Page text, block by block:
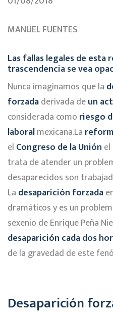
MANUEL FUENTES
Las fallas legales de esta
trascendencia se vea
Nunca imaginamos que la
forzadaderivada deun
considerada como riesgo
laboralmexicana.La
el Congreso de la Unión
trata de atender un
desaparecidos son
La desaparición forzada
dramáticos y es un
sexenio de Enrique Peña
desaparición cada dos
de la gravedad de este
Desaparición